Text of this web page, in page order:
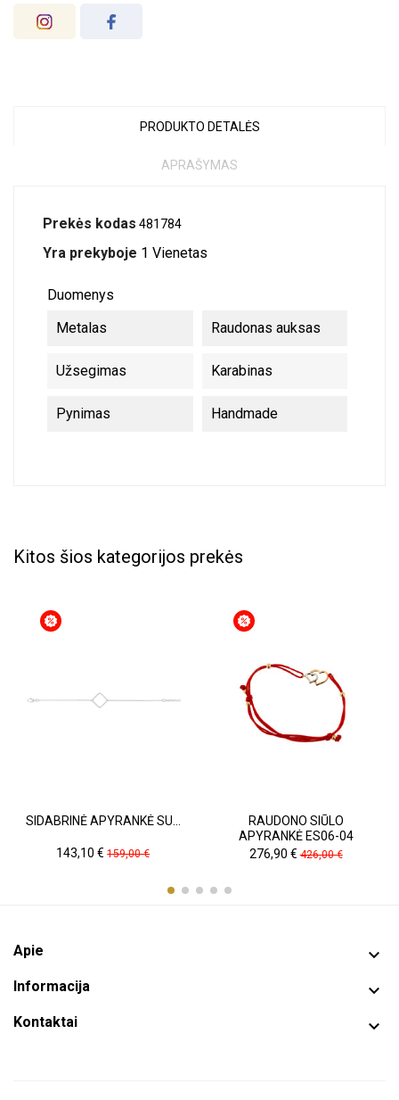
PRODUKTO DETALĖS
APRAŠYMAS
Prekės kodas 481784
Yra prekyboje 1 Vienetas
Duomenys
Metalas
Raudonas auksas
Užsegimas Karabinas
Pynimas Handmade
Kitos šios kategorijos prekės
SIDABRINĖ APYRANKĖ SU...
Kaina
143,10 € Pradinė
159,00 €
RAUDONO SIŪLO
APYRANKĖ ES06-04
Kaina
276,90 €Pradinė
426,00 €
Apie 
Informacija 
Kontaktai 